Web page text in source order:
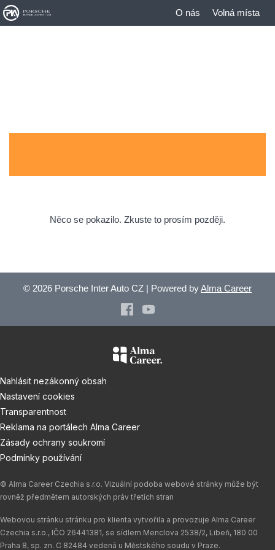
O nás Volná místa
Něco se pokazilo. Zkuste to prosím později.
© 2026 Porsche Inter Auto CZ | Powered byAlma Career
Nahlásit nezákonný obsah
Nastavení cookies
Transparentnost
Reklama na portálech Alma Career
Zásady ochrany soukromí
Podmínky používání
© Alma Career Czechia s.r.o. Vizuální podoba webové stránky může být
rovněž předmětem autorských práv třetích stran
Webovou stránku stránku pro klienta vytvořila a provozuje Alma Career
Czechia s.r.o., IČO 26441381, se sídlem Menclova 2538/2, Libeň, 180 00
Praha 8, sp. zn. C 82484 vedená u Městského soudu v Praze.